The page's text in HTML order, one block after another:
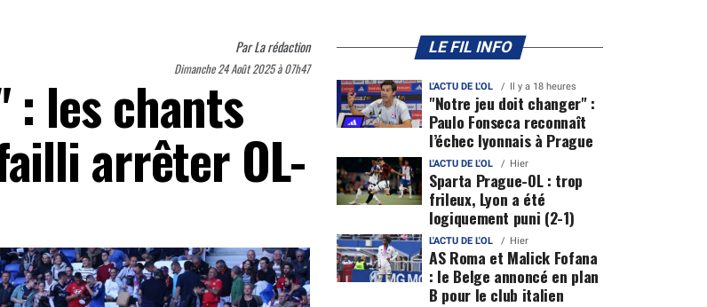
ParLa rédaction
Dimanche 24 Août 2025 à 07h47
: les chants
arrêter OL-
LE FIL INFO
L'ACTU DE L'OL Il y a 18 heures
"Notre jeu doit changer" :
Paulo Fonseca reconnaît
l’échec lyonnais à Prague
L'ACTU DE L'OL Hier
Sparta Prague-OL : trop
frileux, Lyon a été
logiquement puni (2-1)
L'ACTU DE L'OL Hier
AS Roma et Malick Fofana
: le Belge annoncé en plan
B pour le club italien